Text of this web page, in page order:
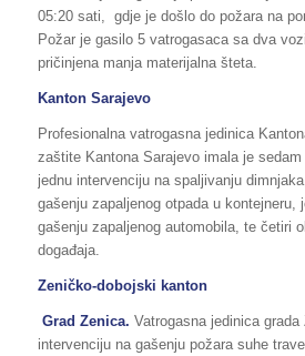
05:20 sati, gdje je došlo do požara na
Požar je gasilo 5 vatrogasaca sa dva
pričinjena manja materijalna šteta.
Kanton Sarajevo
Profesionalna vatrogasna jedinica
zaštite Kantona Sarajevo imala je
jednu intervenciju na spaljivanju
gašenju zapaljenog otpada u kontejneru,
gašenju zapaljenog automobila, te četiri
događaja.
Zeničko-dobojski kanton
Grad Zenica. Vatrogasna jedinica
intervenciju na gašenju požara suhe